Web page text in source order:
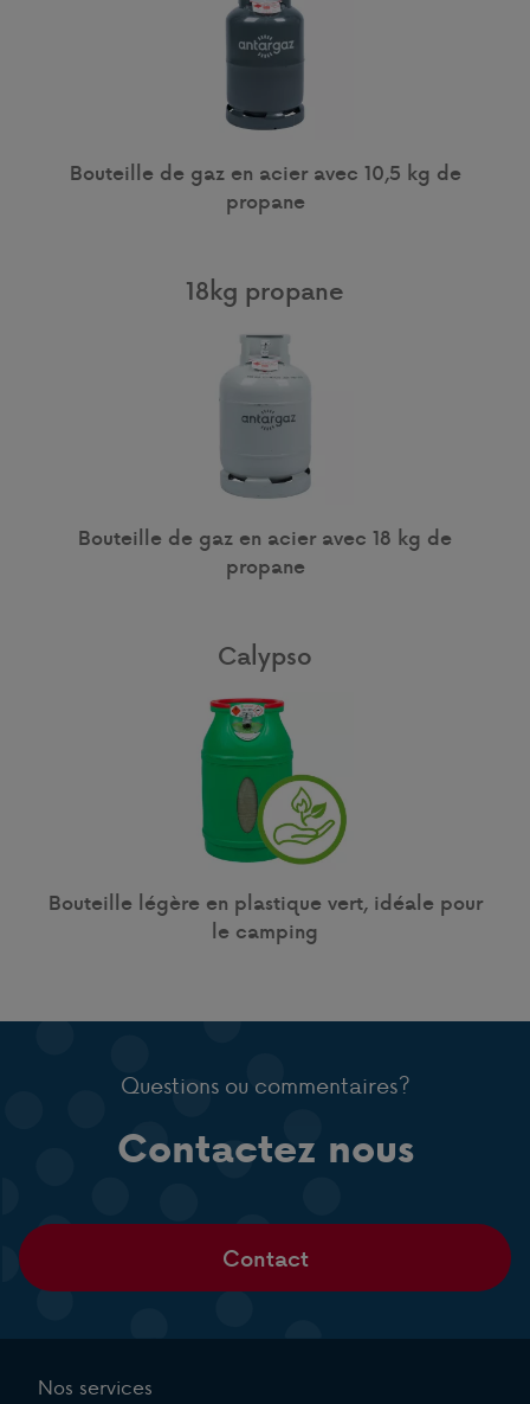
Bouteille de gaz en acier avec 10,5 kg de
propane
18kg propane
Bouteille de gaz en acier avec 18 kg de
propane
Calypso
Bouteille légère en plastique vert, idéale pour
le camping
Questions ou commentaires?
Contactez nous
Contact
Nos services